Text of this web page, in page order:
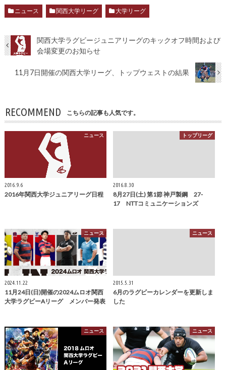
ニュース 関西大学リーグ 大学リーグ
関西大学ラグビージュニアリーグのキックオフ時間および
会場変更のお知らせ
11月7日開催の関西大学リーグ、トップウェストの結果
RECOMMEND こちらの記事も人気です。
ニュース
2016.9.6
2016年関西大学ジュニアリーグ日程
トップリーグ
2016.8.30
8月27日(土) 第1節 神戸製鋼 27-
17 NTTコミュニケーションズ
ニュース
2024.11.22
11月24日(日)開催の2024ムロオ関西
大学ラグビーAリーグ メンバー発表
ニュース
2015.5.31
6月のラグビーカレンダーを更新しま
した
ニュース ニュース